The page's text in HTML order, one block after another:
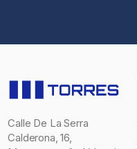
Calle De La Serra
Calderona, 16,